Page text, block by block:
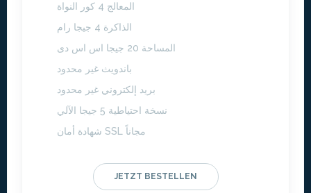
المعالج 4 كور النواة
الذاكرة 4 جيجا رام
المساحة 20 جيجا اس اس دى
باندويث غير محدود
بريد إلكتروني غير محدود
نسخة احتياطية 5 جيجا الآلي
شهادة أمان SSL مجاناً
JETZT BESTELLEN